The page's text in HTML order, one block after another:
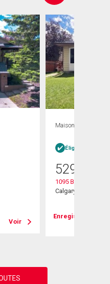
Voir
Maison
Éligible Louer
529 900
1095 Berkley Drive
Calgary, AB
Enregistrer